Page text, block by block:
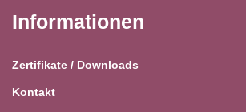
Informationen
Zertifikate / Downloads
Kontakt